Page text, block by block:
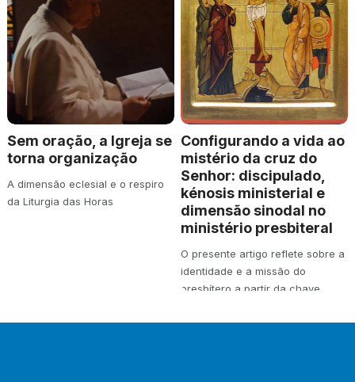
Sem oração, a Igreja se
torna organização
A dimensão eclesial e o respiro
da Liturgia das Horas
Configurando a vida ao
mistério da cruz do
Senhor: discipulado,
kénosis ministerial e
dimensão sinodal no
ministério presbiteral
O presente artigo reflete sobre a
identidade e a missão do
presbítero a partir da chave